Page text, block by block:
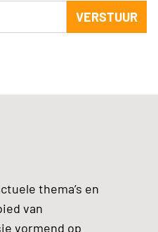
VERSTUUR
thema’s en
van
vormend op